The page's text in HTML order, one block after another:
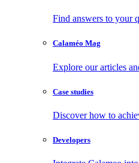
Find answers to your
Calaméo Mag
Explore our articles
Case studies
Discover how to
Developers